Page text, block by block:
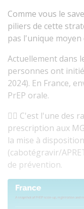
Comme vous le
piliers de cette
pas l'unique
Actuellement dans
personnes ont
2024). En France,
PrEP orale.
👉🏻 C'est l'une des
prescription aux
la mise à
(cabotégravir/
de prévention.